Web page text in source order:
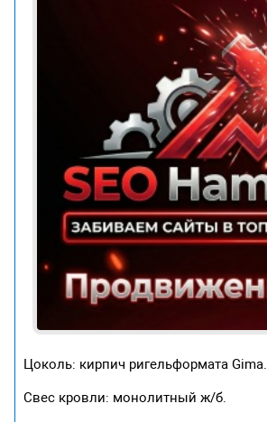
Цоколь: кирпич ригельформата Gima.
Свес кровли: монолитный ж/б.